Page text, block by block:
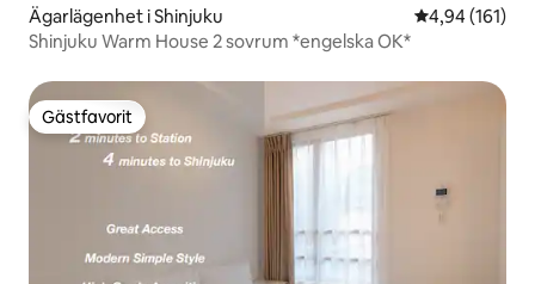
Ägarlägenhet i Shinjuku 4,94 av 5 i
4,94 (161)
Shinjuku Warm House 2 sovrum *engelska OK*
Gästfavorit
Gästfavorit